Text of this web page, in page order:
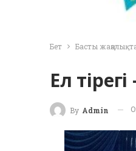
Бет Басты
Ел
By Admin